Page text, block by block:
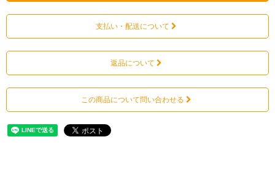
支払い・配送について
返品について
この商品について問い合わせる